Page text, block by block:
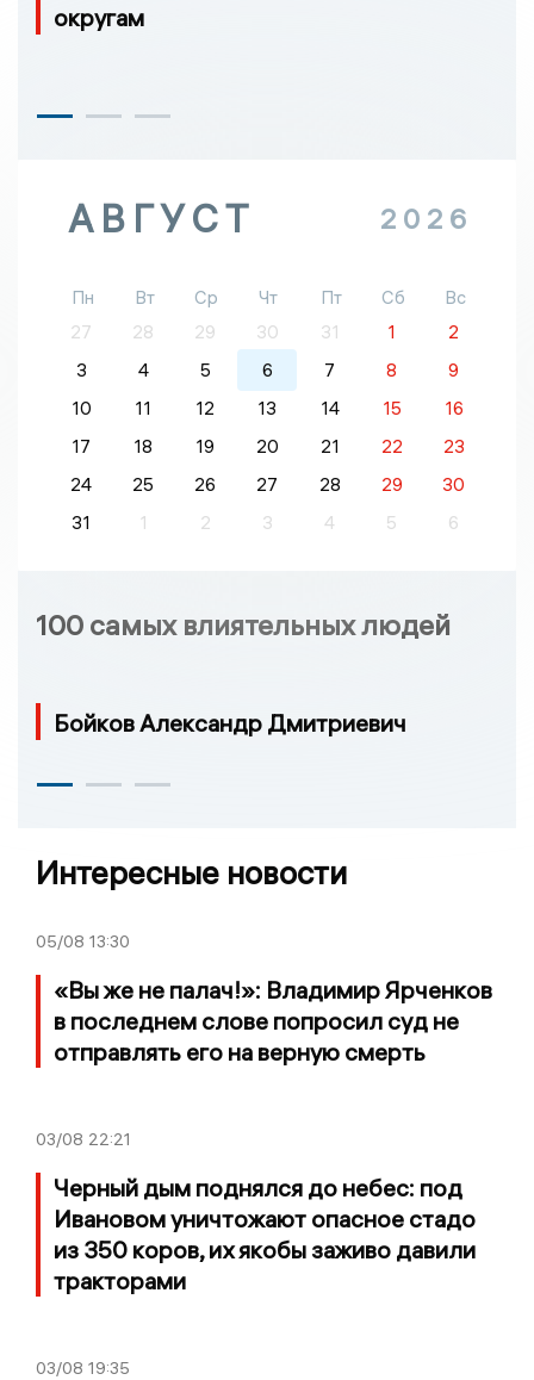
округам
АВГУСТ 2026
Пн Вт Ср Чт Пт Сб
Вс
27
28 29 30 31 1
2
3
4 5 6 7 8
9
10
11 12 13 14 15
16
17
18 19 20 21 22
23
24
25 26 27 28 29
30
31
1 2 3 4 5 6
100 самых влиятельных людей
Бойков Александр Дмитриевич
Интересные новости
05/08 13:30
«Вы же не палач!»: Владимир Ярченков
в последнем слове попросил суд не
отправлять его на верную смерть
03/08 22:21
Черный дым поднялся до небес: под
Ивановом уничтожают опасное стадо
из 350 коров, их якобы заживо давили
тракторами
03/08 19:35